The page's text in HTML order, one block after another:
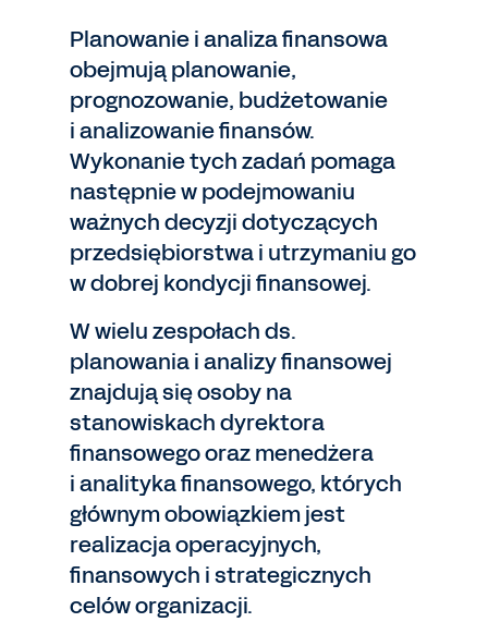
Planowanie i analiza finansowa
obejmują planowanie,
prognozowanie, budżetowanie
i analizowanie finansów.
Wykonanie tych zadań pomaga
następnie w podejmowaniu
ważnych decyzji dotyczących
przedsiębiorstwa i utrzymaniu go
w dobrej kondycji finansowej.
W wielu zespołach ds.
planowania i analizy finansowej
znajdują się osoby na
stanowiskach dyrektora
finansowego oraz menedżera
i analityka finansowego, których
głównym obowiązkiem jest
realizacja operacyjnych,
finansowych i strategicznych
celów organizacji.